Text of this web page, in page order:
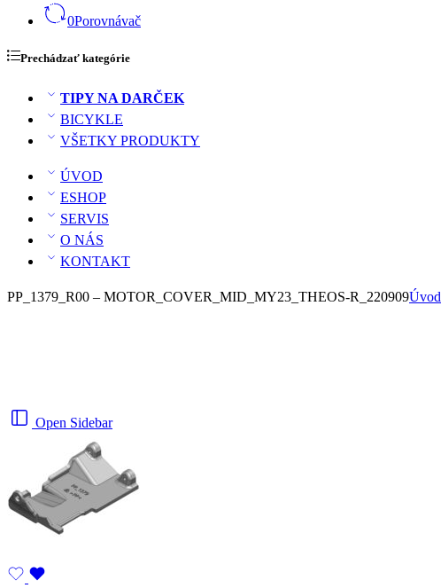
0Porovnávač
Prechádzať kategórie
TIPY NA DARČEK
BICYKLE
VŠETKY PRODUKTY
ÚVOD
ESHOP
SERVIS
O NÁS
KONTAKT
PP_1379_R00 – MOTOR_COVER_MID_MY23_THEOS-R_220909Úvod
Open Sidebar